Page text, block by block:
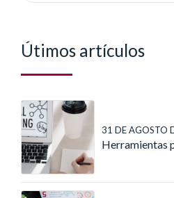
Útimos artículos
31 DE AGOSTO
Herramientas